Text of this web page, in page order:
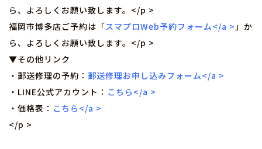
ら、よろしくお願い致します。</p >
福岡市博多店ご予約は「スマプロWeb予約フォーム</a >」か
ら、よろしくお願い致します。</p >
▼その他リンク
・郵送修理の予約： 郵送修理お申し込みフォーム</a >
・LINE公式アカウント： こちら</a >
・価格表： こちら</a >
</p >